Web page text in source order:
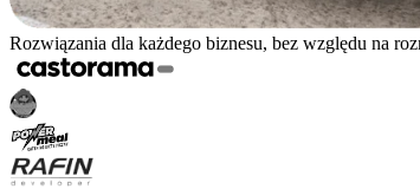
Rozwiązania dla każdego biznesu, bez względu na